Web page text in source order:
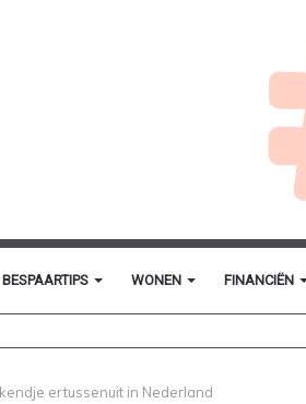
BESPAARTIPS WONEN FINANCIËN
ertussenuit in Nederland